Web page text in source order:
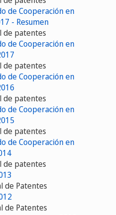
de Cooperación en
- Resumen
de patentes
de Cooperación en
de patentes
de Cooperación en
de patentes
de Cooperación en
de patentes
de Cooperación en
de patentes
de Patentes
de Patentes